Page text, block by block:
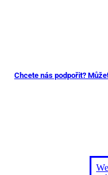
Chcete nás podpořit?